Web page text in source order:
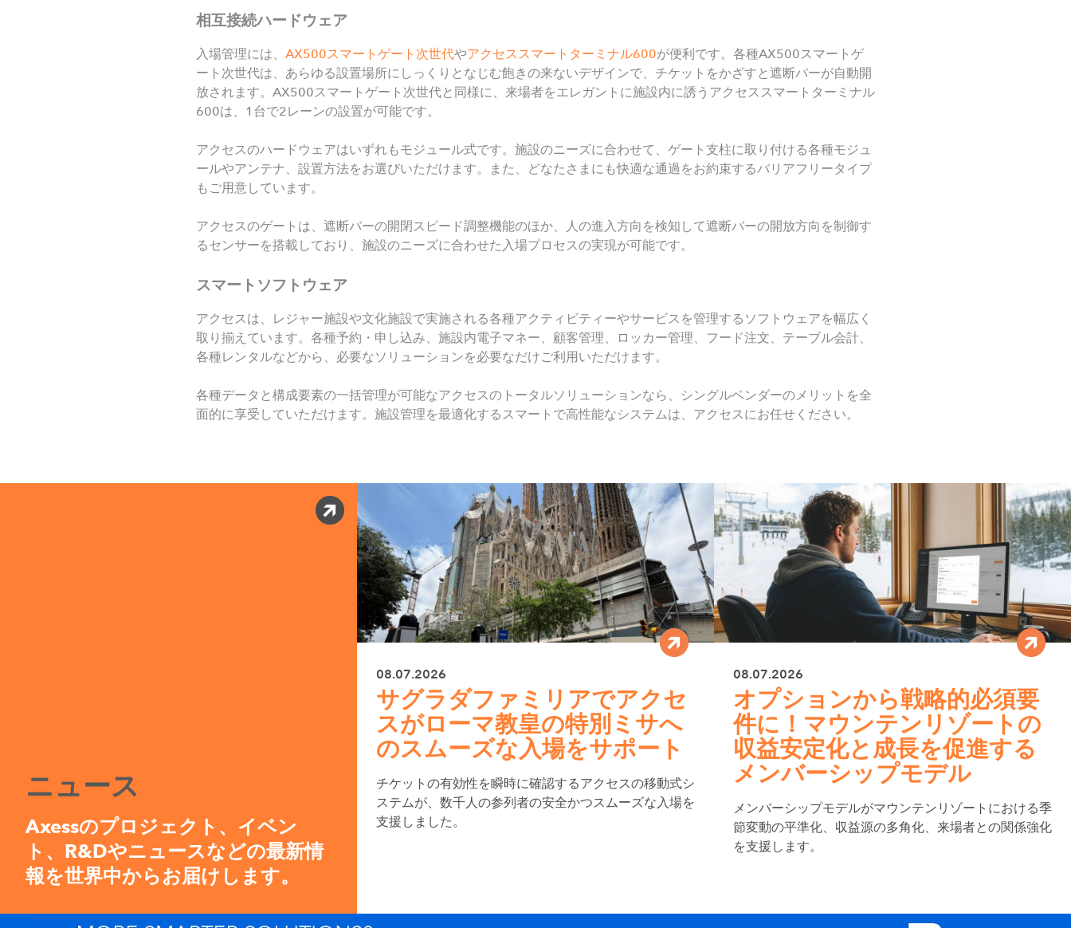
相互接続ハードウェア
入場管理には、 AX500スマートゲート次世代やアクセススマートターミナル600が便利です。各種AX500スマートゲ
ート次世代は、あらゆる設置場所にしっくりとなじむ飽きの来ないデザインで、チケットをかざすと遮断バーが自動開
放されます。AX500スマートゲート次世代と同様に、来場者をエレガントに施設内に誘うアクセススマートターミナル
600は、1台で2レーンの設置が可能です。
アクセスのハードウェアはいずれもモジュール式です。施設のニーズに合わせて、ゲート支柱に取り付ける各種モジュ
ールやアンテナ、設置方法をお選びいただけます。また、どなたさまにも快適な通過をお約束するバリアフリータイプ
もご用意しています。
アクセスのゲートは、遮断バーの開閉スピード調整機能のほか、人の進入方向を検知して遮断バーの開放方向を制御す
るセンサーを搭載しており、施設のニーズに合わせた入場プロセスの実現が可能です。
スマートソフトウェア
アクセスは、レジャー施設や文化施設で実施される各種アクティビティーやサービスを管理するソフトウェアを幅広く
取り揃えています。各種予約・申し込み、施設内電子マネー、顧客管理、ロッカー管理、フード注文、テーブル会計、
各種レンタルなどから、必要なソリューションを必要なだけご利用いただけます。
各種データと構成要素の一括管理が可能なアクセスのトータルソリューションなら、シングルベンダーのメリットを全
面的に享受していただけます。施設管理を最適化するスマートで高性能なシステムは、アクセスにお任せください。
ニュース
Axessのプロジェクト、イベン
ト、R&Dやニュースなどの最新情
報を世界中からお届けします。
08.07.2026
サグラダファミリアでアクセ
スがローマ教皇の特別ミサへ
のスムーズな入場をサポート
チケットの有効性を瞬時に確認するアクセスの移動式シ
ステムが、数千人の参列者の安全かつスムーズな入場を
支援しました。
08.07.2026
オプションから戦略的必須要
件に！マウンテンリゾートの
収益安定化と成長を促進する
メンバーシップモデル
メンバーシップモデルがマウンテンリゾートにおける季
節変動の平準化、収益源の多角化、来場者との関係強化
を支援します。